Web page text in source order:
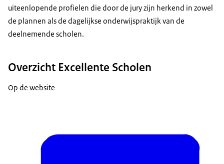
uiteenlopende profielen die door de jury zijn herkend in zowel
de plannen als de dagelijkse onderwijspraktijk van de
deelnemende scholen.
Overzicht Excellente Scholen
Op de website